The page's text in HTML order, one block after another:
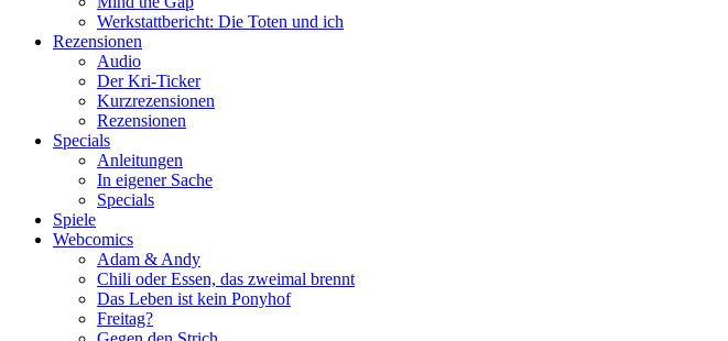
Werkstattbericht: Die Toten und ich
Rezensionen
Audio
Der Kri-Ticker
Kurzrezensionen
Rezensionen
Specials
Anleitungen
In eigener Sache
Specials
Spiele
Webcomics
Adam & Andy
Chili oder Essen, das zweimal brennt
Das Leben ist kein Ponyhof
Freitag?